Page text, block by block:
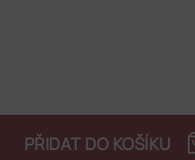
PŘIDAT DO KOŠÍKU